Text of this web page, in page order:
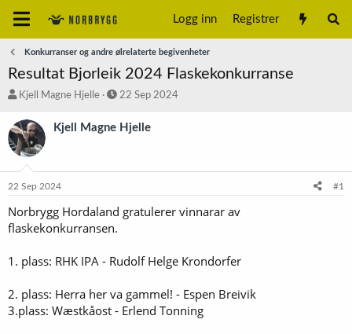
Logg inn Registrer
Konkurranser og andre ølrelaterte begivenheter
Resultat Bjorleik 2024 Flaskekonkurranse
T
å
d
s
t
r
Kjell Magne Hjelle
S
a
o
22 Sep 2024
Kjell Magne Hjelle
22 Sep 2024 #1
Norbrygg Hordaland gratulerer vinnarar av
flaskekonkurransen.
1. plass: RHK IPA - Rudolf Helge Krondorfer
2. plass: Herra her va gammel! - Espen Breivik
3.plass: Wæstkåost - Erlend Tonning